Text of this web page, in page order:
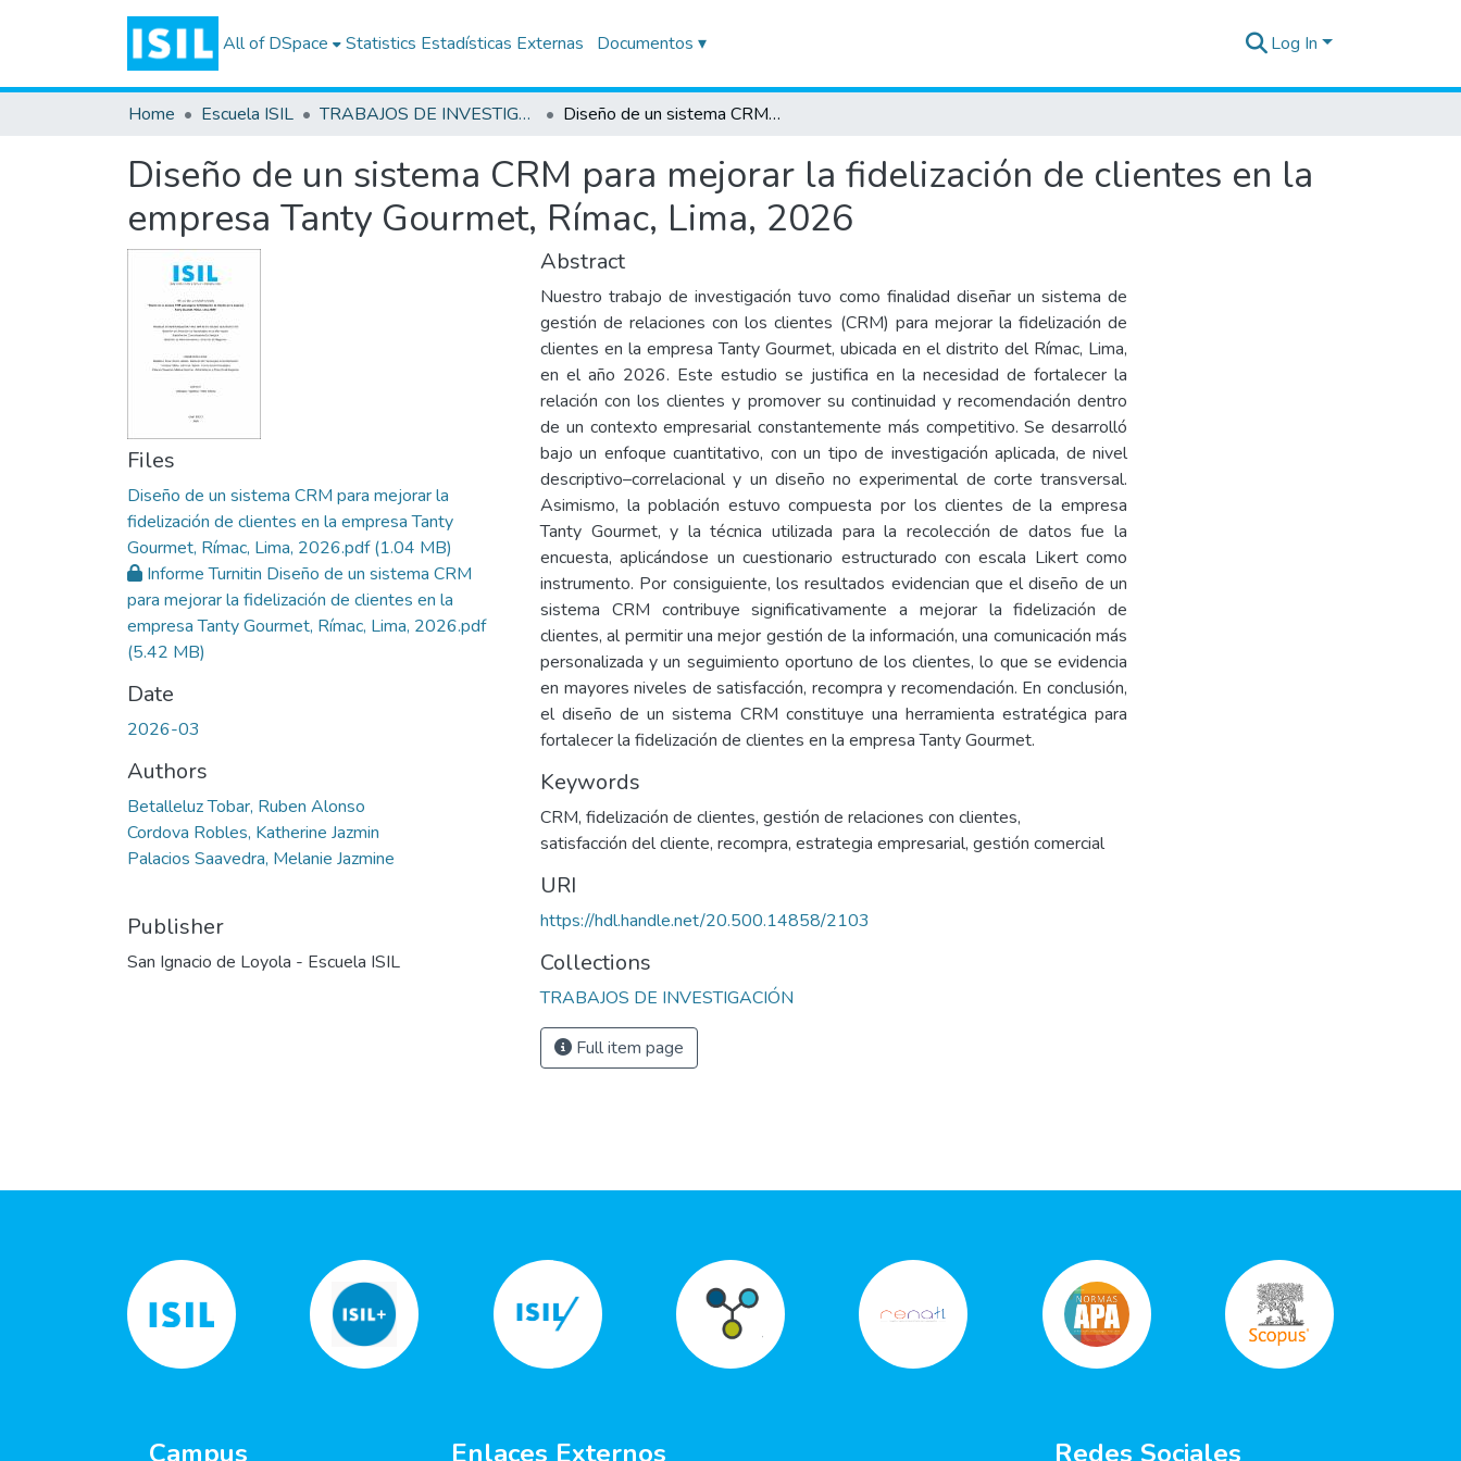
All of DSpace Statistics Estadísticas Externas Documentos ▾ Log In
Home Escuela ISIL TRABAJOS DE INVESTIGACIÓN Diseño de un sistema CRM para mejorar la fidelización de clientes en la empresa Tanty Gourmet, Rímac, Lima, 2026
Diseño de un sistema CRM para mejorar la fidelización de clientes en la
empresa Tanty Gourmet, Rímac, Lima, 2026
Files
Diseño de un sistema CRM para mejorar la
fidelización de clientes en la empresa Tanty
Gourmet, Rímac, Lima, 2026.pdf(1.04 MB)
Informe Turnitin Diseño de un sistema CRM
para mejorar la fidelización de clientes en la
empresa Tanty Gourmet, Rímac, Lima, 2026.pdf
(5.42 MB)
Date
2026-03
Authors
Betalleluz Tobar, Ruben Alonso
Cordova Robles, Katherine Jazmin
Palacios Saavedra, Melanie Jazmine
Publisher
San Ignacio de Loyola - Escuela ISIL
Abstract
Nuestro trabajo de investigación tuvo como finalidad diseñar un sistema de
gestión de relaciones con los clientes (CRM) para mejorar la fidelización de
clientes en la empresa Tanty Gourmet, ubicada en el distrito del Rímac, Lima,
en el año 2026. Este estudio se justifica en la necesidad de fortalecer la
relación con los clientes y promover su continuidad y recomendación dentro
de un contexto empresarial constantemente más competitivo. Se desarrolló
bajo un enfoque cuantitativo, con un tipo de investigación aplicada, de nivel
descriptivo–correlacional y un diseño no experimental de corte transversal.
Asimismo, la población estuvo compuesta por los clientes de la empresa
Tanty Gourmet, y la técnica utilizada para la recolección de datos fue la
encuesta, aplicándose un cuestionario estructurado con escala Likert como
instrumento. Por consiguiente, los resultados evidencian que el diseño de un
sistema CRM contribuye significativamente a mejorar la fidelización de
clientes, al permitir una mejor gestión de la información, una comunicación más
personalizada y un seguimiento oportuno de los clientes, lo que se evidencia
en mayores niveles de satisfacción, recompra y recomendación. En conclusión,
el diseño de un sistema CRM constituye una herramienta estratégica para
fortalecer la fidelización de clientes en la empresa Tanty Gourmet.
Keywords
CRM, fidelización de clientes, gestión de relaciones con clientes,
satisfacción del cliente, recompra, estrategia empresarial, gestión comercial
URI
https://hdl.handle.net/20.500.14858/2103
Collections
TRABAJOS DE INVESTIGACIÓN
Full item page
Campus Enlaces Externos Redes Sociales